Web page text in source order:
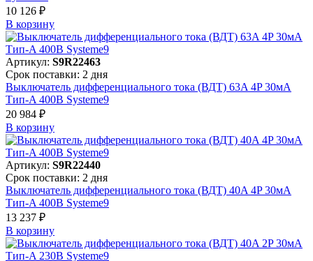
10 126 ₽
В корзинy
Артикул: S9R22463
Срок поставки: 2 дня
Выключатель дифференциального тока (ВДТ) 63A 4P 30мА
Тип-A 400В Systeme9
20 984 ₽
В корзинy
Артикул: S9R22440
Срок поставки: 2 дня
Выключатель дифференциального тока (ВДТ) 40A 4P 30мА
Тип-A 400В Systeme9
13 237 ₽
В корзинy